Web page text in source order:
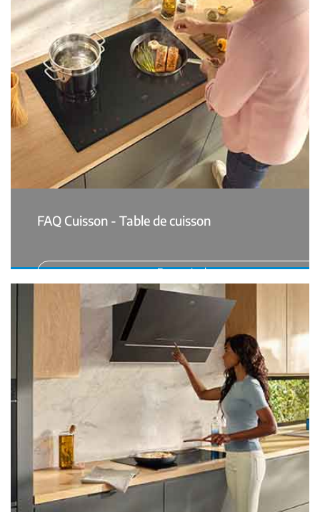
FAQ Cuisson - Table de cuisson
En savoir plus